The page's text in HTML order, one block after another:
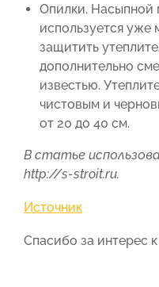
Опилки. Насыпной
используется уже
защитить
дополнительно
известью.
чистовым и
от 20 до 40 см.
В статье
http://s-stroit.ru.
Источник
Спасибо за интерес